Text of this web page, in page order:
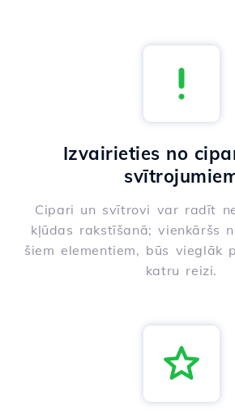
Izvairieties no
Cipari un svītrovi var radīt
kļūdas rakstīšanā; vienkāršs
šiem elementiem, būs vieglāk
katru reizi.